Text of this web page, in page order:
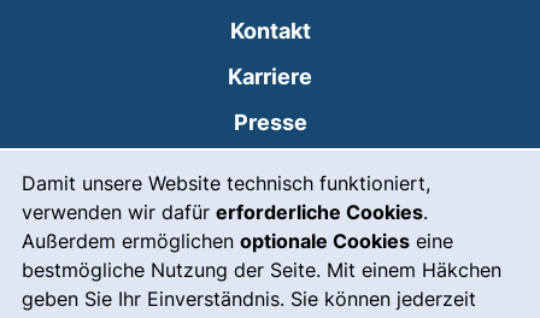
Damit unsere Website technisch funktioniert,
verwenden wir dafür erforderliche Cookies.
Außerdem ermöglichen optionale Cookies eine
bestmögliche Nutzung der Seite. Mit einem Häkchen
geben Sie Ihr Einverständnis. Sie können jederzeit
Kontakt
Karriere
Presse
Leichte Sprache
Gebärdensprache
Notfall(externer Link, öffnet